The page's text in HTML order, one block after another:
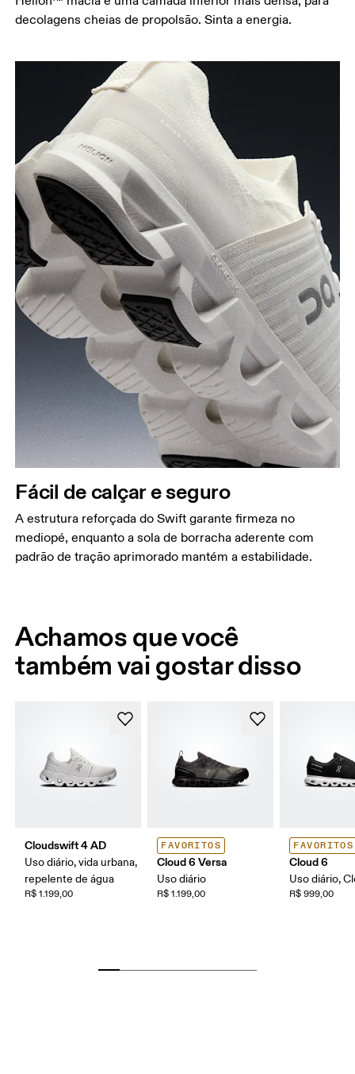
decolagens cheias de propolsão. Sinta a energia.
Fácil de calçar e seguro
A estrutura reforçada do Swift garante firmeza no
mediopé, enquanto a sola de borracha aderente com
padrão de tração aprimorado mantém a estabilidade.
Achamos que você
também vai gostar disso
Cloudswift 4 AD
Uso diário, vida urbana,
repelente de água
R$ 1.199,00
FAVORITOS
Cloud 6 Versa
Uso diário
R$ 1.199,00
FAVORITOS
Cloud 6
Uso diário,
R$ 999,00